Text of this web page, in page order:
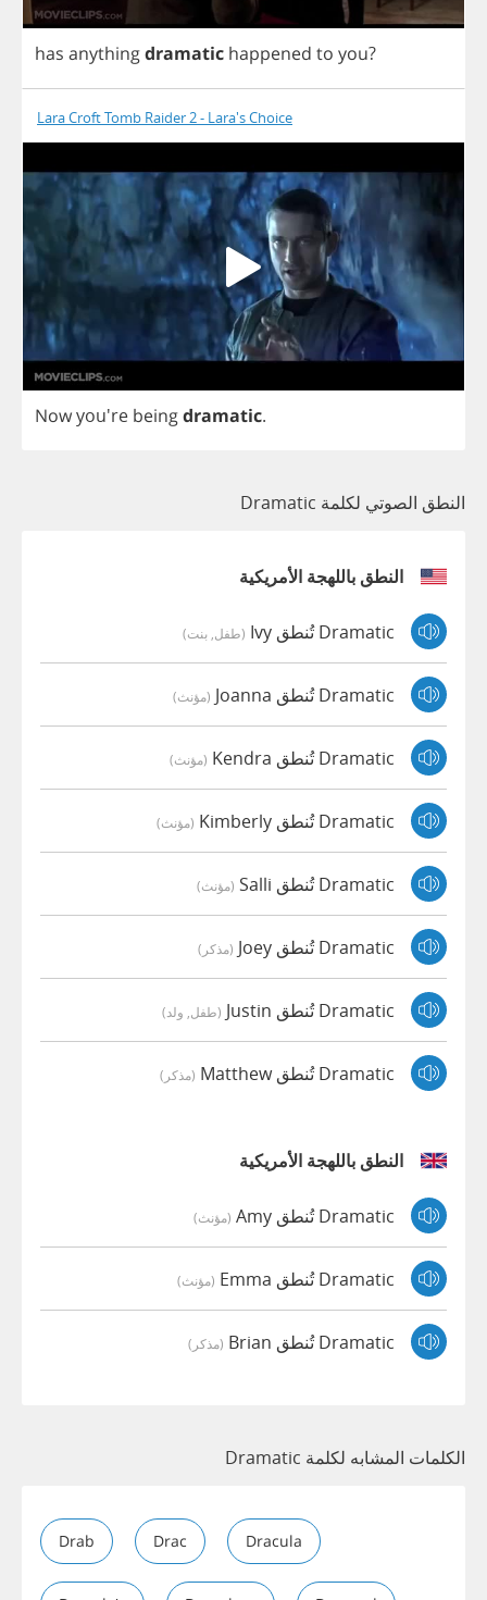
has anythingdramatic happened to you?
Lara Croft Tomb Raider 2 - Lara's Choice
Nowyou're beingdramatic.
النطق الصوتي لكلمة Dramatic
النطق باللهجة الأمريكية
Dramatic تُنطق Ivy (طفل, بنت)
Dramatic تُنطق Joanna (مؤنث)
Dramatic تُنطق Kendra (مؤنث)
Dramatic تُنطق Kimberly (مؤنث)
Dramatic تُنطق Salli (مؤنث)
Dramatic تُنطق Joey (مذكر)
Dramatic تُنطق Justin (طفل, ولد)
Dramatic تُنطق Matthew (مذكر)
النطق باللهجة الأمريكية
Dramatic تُنطق Amy (مؤنث)
Dramatic تُنطق Emma (مؤنث)
Dramatic تُنطق Brian (مذكر)
الكلمات المشابه لكلمة Dramatic
Drab Drac Dracula